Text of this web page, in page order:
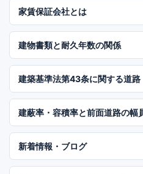
家賃保証会社とは
建物書類と耐久年数の関係
建築基準法第43条に関する道路
建蔽率・容積率と前面道路の幅
新着情報・ブログ